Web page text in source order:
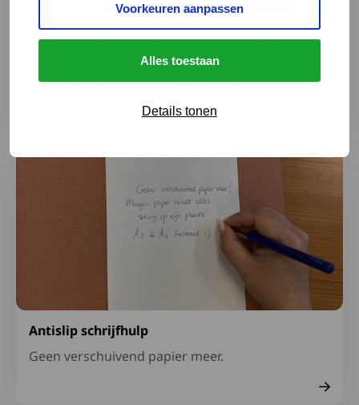
Voorkeuren aanpassen
Alles toestaan
Details tonen
Meer grip en houvast op tablet en telefoon
Plak een riem op de achterkant van een tablet of
mobiele telefoon voor meer grip en houvast.
Antislip schrijfhulp
Geen verschuivend papier meer.
Lees meer over Antislip schrijfhulp